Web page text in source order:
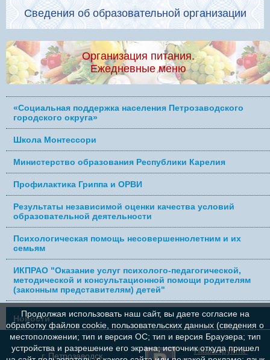
Сведения об образовательной организации
Организация питания.
Ежедневные меню
«Социальная поддержка населения Петрозаводского
городского округа»
Школа Монтессори
Министерство образования Республики Карелия
Профилактика Гриппа и ОРВИ
Результаты независимой оценки качества условий
образовательной деятельности
Психологическая помощь несовершеннолетним и их
семьям
ИКПРАО "Оказание услуг психолого-педагогической,
методической и консультационной помощи родителям
(законным представителям) детей"
Новости
г. Петрозаводск,
Наша группа
Продолжая использовать наш сайт, вы даете согласие на
обработку файлов cookie, пользовательских данных (сведения о
местоположении; тип и версия ОС; тип и версия Браузера; тип
устройства и разрешение его экрана; источник откуда пришел